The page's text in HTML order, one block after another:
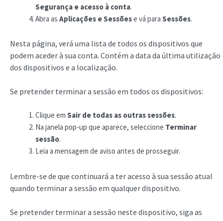
Segurança e acesso à conta.
Abra as Aplicações e Sessõese vá para Sessões.
Nesta página, verá uma lista de todos os dispositivos que
podem aceder à sua conta. Contém a data da última utilização
dos dispositivos e a localização.
Se pretender terminar a sessão em todos os dispositivos:
Clique em Sair de todas as outras sessões.
Na janela pop-up que aparece, seleccione Terminar
sessão.
Leia a mensagem de aviso antes de prosseguir.
Lembre-se de que continuará a ter acesso à sua sessão atual
quando terminar a sessão em qualquer dispositivo.
Se pretender terminar a sessão neste dispositivo, siga as